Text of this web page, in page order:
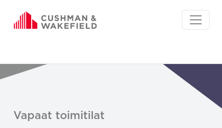
Vapaat toimitilat